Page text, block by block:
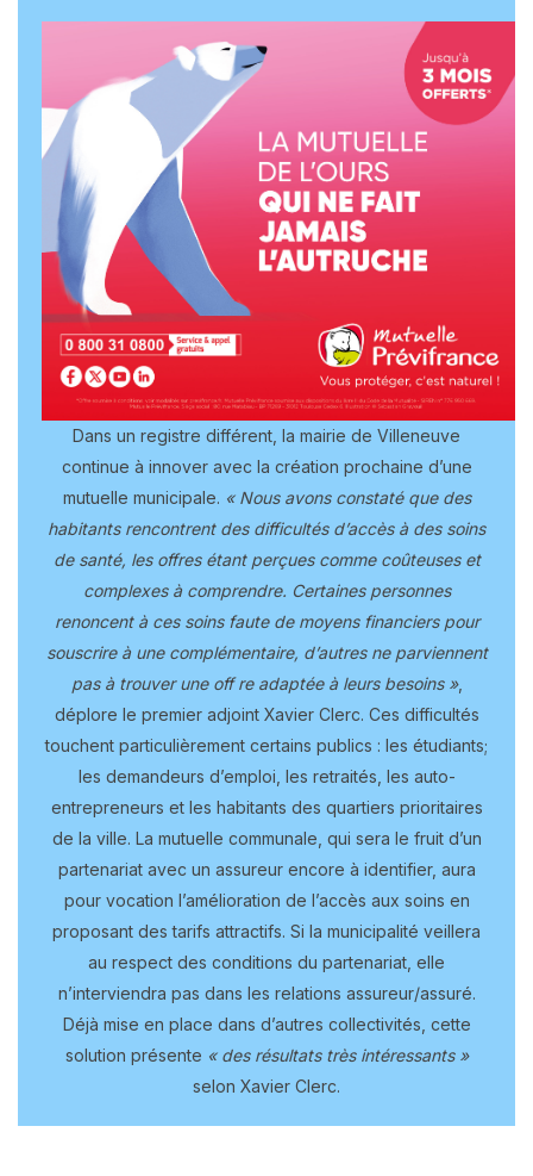
Dans un registre différent, la mairie de Villeneuve
continue à innover avec la création prochaine d’une
mutuelle municipale. « Nous avons constaté que des
habitants rencontrent des difficultés d’accès à des soins
de santé, les offres étant perçues comme coûteuses et
complexes à comprendre. Certaines personnes
renoncent à ces soins faute de moyens financiers pour
souscrire à une complémentaire, d’autres ne parviennent
pas à trouver une off re adaptée à leurs besoins »,
déplore le premier adjoint Xavier Clerc. Ces difficultés
touchent particulièrement certains publics : les étudiants;
les demandeurs d’emploi, les retraités, les auto-
entrepreneurs et les habitants des quartiers prioritaires
de la ville. La mutuelle communale, qui sera le fruit d’un
partenariat avec un assureur encore à identifier, aura
pour vocation l’amélioration de l’accès aux soins en
proposant des tarifs attractifs. Si la municipalité veillera
au respect des conditions du partenariat, elle
n’interviendra pas dans les relations assureur/assuré.
Déjà mise en place dans d’autres collectivités, cette
solution présente « des résultats très intéressants »
selon Xavier Clerc.